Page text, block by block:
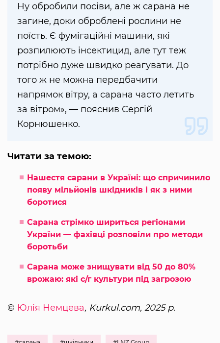
Ну обробили посіви, але ж сарана не
загине, доки оброблені рослини не
поїсть. Є фумігаційні машини, які
розпилюють інсектицид, але тут теж
потрібно дуже швидко реагувати. До
того ж не можна передбачити
напрямок вітру, а сарана часто летить
за вітром», — пояснив Сергій
Корнюшенко.
Читати за темою:
Нашестя сарани в Україні: що спричинило
появу мільйонів шкідників і як з ними
боротися
Сарана стрімко шириться регіонами
України — фахівці розповіли про методи
боротьби
Сарана може знищувати від 50 до 80%
врожаю: які с/г культури під загрозою
© Юлія Немцева, Kurkul.com, 2025 р.